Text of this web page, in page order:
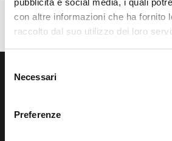
pubblicità e social media, i quali
con altre informazioni che ha fornito
raccolto dal suo utilizzo dei loro
delNecessari
Preferenze